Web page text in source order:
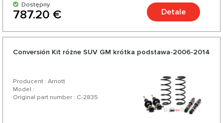
Dostępny
787.20 € Detale
Conversión Kit różne SUV GM krótka podstawa-2006-2014
Producent : Arnott
Model :
Original part number : C-2835